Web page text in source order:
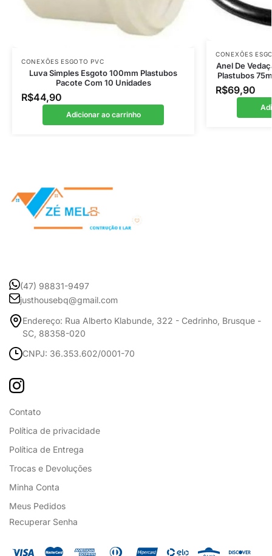
CONEXÕES ESGOTO PVC
Luva Simples Esgoto 100mm Plastubos
Pacote Com 10 Unidades
R$44,90
Adicionar ao carrinho
CONEXÕES
Anel De
Plastubos
R$69,90
(47) 98831-9497
justhousebq@gmail.com
Endereço: Rua Alberto Klabunde, 322 - Cedrinho, Brusque -
SC, 88358-020
CNPJ: 36.353.602/0001-70
Contato
Política de privacidade
Política de Entrega
Trocas e Devoluções
Minha Conta
Meus Pedidos
Recuperar Senha